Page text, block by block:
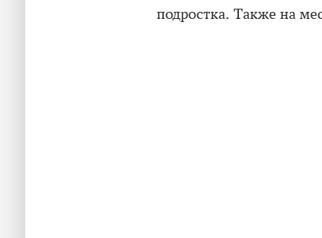
подростка. Также на